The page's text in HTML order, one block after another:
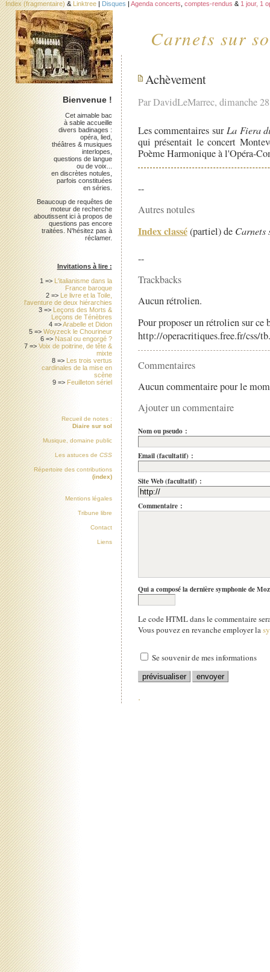
Carnets sur
Index (fragmentaire) & Linktree | Disques | Agenda concerts comptes-rendus & 1 jour, 1
Achèvement
Par DavidLeMarrec, dimanche
Les commentaires sur La Fiera
qui présentait le concert
Poème Harmonique à l'Opéra-
--
Autres notules
Index classé(partiel) de Carnets
--
Trackbacks
Aucun rétrolien.
Pour proposer un rétrolien sur
http://operacritiques.free.fr/css/
Commentaires
Aucun commentaire pour le
Ajouter un commentaire
Nom ou pseudo :
Email (facultatif) :
Site Web (facultatif) :
Commentaire :
Qui a composé la dernière symphonie de
Le code HTML dans le commentaire
Vous pouvez en revanche employer la
Se souvenir de mes informations
.
Bienvenue !
Cet aimable bac
à sable accueille
divers badinages :
opéra, lied,
théâtres & musiques
interlopes,
questions de langue
ou de voix...
en discrètes notules,
parfois constituées
en séries.
Beaucoup de requêtes de
moteur de recherche
aboutissent ici à propos de
questions pas encore
traitées. N'hésitez pas à
réclamer.
Invitations à lire :
1 => L'italianisme dans la
France baroque
2 => Le livre et la Toile,
l'aventure de deux hiérarchies
3 => Leçons des Morts &
Leçons de Ténèbres
4 =>Arabelle et Didon
5 =>Woyzeck le Chourineur
6 => Nasal ou engorgé ?
7 =>Voix de poitrine, de tête &
mixte
8 => Les trois vertus
cardinales de la mise en
scène
9 => Feuilleton sériel
Recueil de notes :
Diaire sur sol
Musique, domaine public
Les astuces de CSS
Répertoire des contributions
(index)
Mentions légales
Tribune libre
Contact
Liens